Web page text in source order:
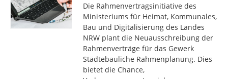
Die Rahmenvertragsinitiative des
Ministeriums für Heimat, Kommunales,
Bau und Digitalisierung des Landes
NRW plant die Neuausschreibung der
Rahmenverträge für das Gewerk
Städtebauliche Rahmenplanung. Dies
bietet die Chance,